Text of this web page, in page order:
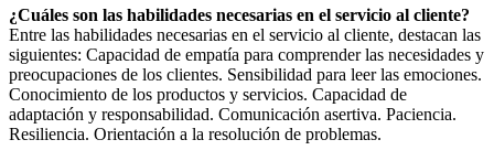
¿Cuáles son las habilidades necesarias en el servicio al cliente?
Entre las habilidades necesarias en el servicio al cliente, destacan las
siguientes: Capacidad de empatía para comprender las necesidades y
preocupaciones de los clientes. Sensibilidad para leer las emociones.
Conocimiento de los productos y servicios. Capacidad de
adaptación y responsabilidad. Comunicación asertiva. Paciencia.
Resiliencia. Orientación a la resolución de problemas.